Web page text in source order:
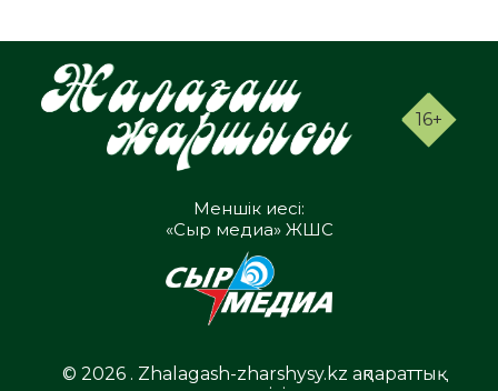
16+
Меншік иесі:
«Сыр медиа» ЖШС
© 2026 . Zhalagash-zharshysy.kz ақпараттық